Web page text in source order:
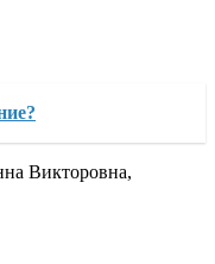
Викторовна,